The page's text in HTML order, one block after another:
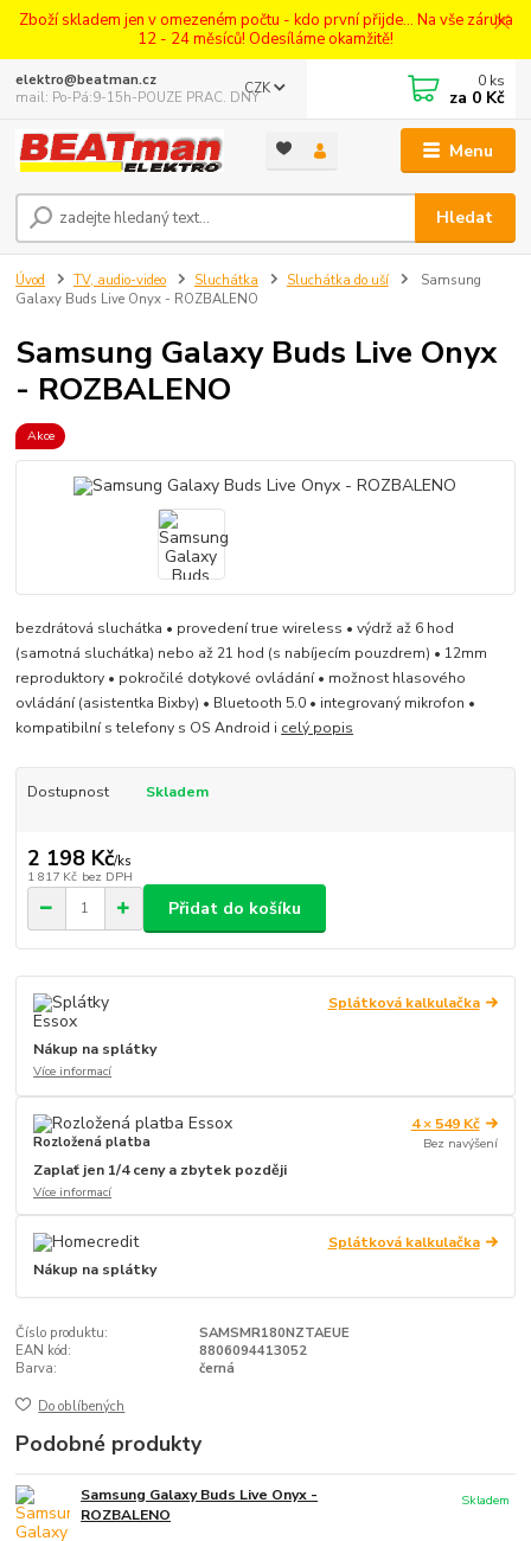
Zboží skladem jen v omezeném počtu - kdo první přijde... Na vše záruka
12 - 24 měsíců! Odesíláme okamžitě!
Menu
CZK
Hledat
elektro@beatman.cz
mail: Po-Pá:9-15h-POUZE PRAC. DNY
0 ks
za 0 Kč
Úvod TV, audio-video Sluchátka Sluchátka do uší
Samsung
Galaxy Buds Live Onyx - ROZBALENO
Samsung Galaxy Buds Live Onyx
- ROZBALENO
Akce
bezdrátová sluchátka • provedení true wireless • výdrž až 6 hod
(samotná sluchátka) nebo až 21 hod (s nabíjecím pouzdrem) • 12mm
reproduktory • pokročilé dotykové ovládání • možnost hlasového
ovládání (asistentka Bixby) • Bluetooth 5.0 • integrovaný mikrofon •
kompatibilní s telefony s OS Android i celý popis
Dostupnost Skladem
2 198 Kč/ks
1 817 Kč bez DPH
Přidat do košíku
Splátková kalkulačka
Nákup na splátky
Více informací
Rozložená platba
4 × 549 Kč
Bez navýšení
Zaplať jen 1/4 ceny a zbytek později
Více informací
Splátková kalkulačka
Nákup na splátky
Číslo produktu:
SAMSMR180NZTAEUE
EAN kód:
8806094413052
Barva:
černá
Do oblíbených
Podobné produkty
Samsung Galaxy Buds Live Onyx -
ROZBALENO
Skladem